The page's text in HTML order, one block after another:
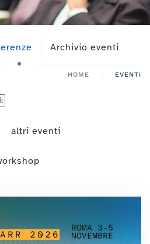
Archivio eventi
HOME EVENTI
altri eventi